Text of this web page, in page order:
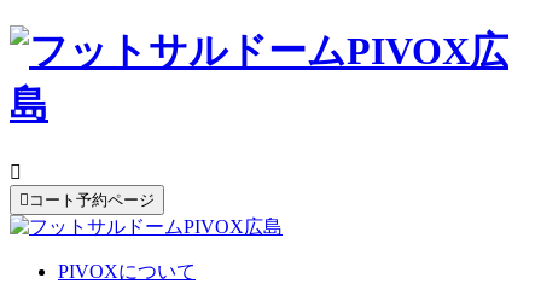

 コート予約ページ
PIVOXについて